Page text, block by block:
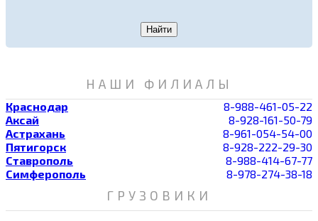
Найти
НАШИ ФИЛИАЛЫ
Краснодар
8-988-461-05-22
Аксай
8-928-161-50-79
Астрахань
8-961-054-54-00
Пятигорск
8-928-222-29-30
Ставрополь
8-988-414-67-77
Симферополь
8-978-274-38-18
ГРУЗОВИКИ